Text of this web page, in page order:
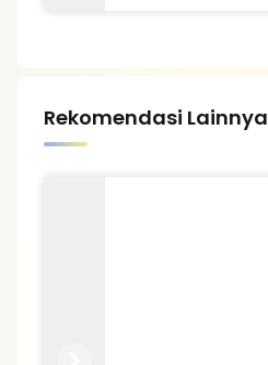
Rekomendasi Lainnya